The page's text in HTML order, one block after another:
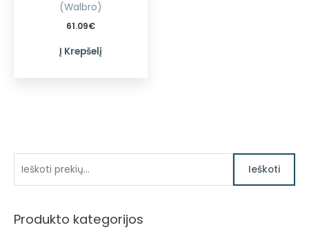
k
Ieškoti
Produkto kategorijos
(Walbro)
61.09€
Į Krepšelį